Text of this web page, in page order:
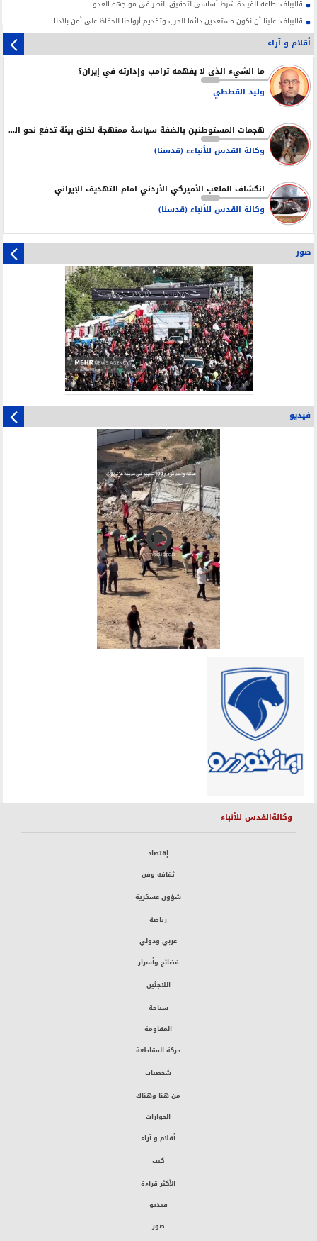
قاليباف: طاعة القيادة شرط أساسي لتحقيق النصر في مواجهة العدو
قاليباف: علينا أن نكون مستعدين دائما للحرب وتقديم أرواحنا للحفاظ على أمن بلادنا
أقلام و آراء
ما الشيء الذي لا يفهمه ترامب وإدارته في إيران؟
وليد القططي
هجمات المستوطنين بالضفة سياسة ممنهجة لخلق بيئة تدفع نحو التهجير
وكالة القدس للأنباءء (قدسنا)
انكشاف الملعب الأميركي الأردني امام التهديف الإيراني
وكالة القدس للأنباء (قدسنا)
صور
فيديو
وكالةالقدس للأنباء
إقتصاد
ثقافة وفن
شؤون عسكرية
رياضة
عربي ودولي
فضائح وأسرار
اللاجئين
سياحة
المقاومة
حركة المقاطعة
شخصيات
من هنا وهناك
الحوارات
أقلام و آراء
كتب
الأكثر قراءة
فيديو
صور